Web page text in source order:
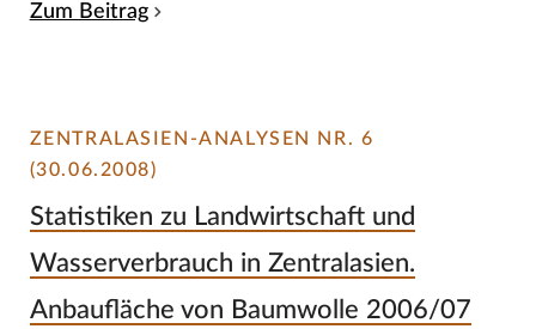
Zum Beitrag
ZENTRALASIEN-ANALYSEN NR. 6
(30.06.2008)
Statistiken zu Landwirtschaft und
Wasserverbrauch in Zentralasien.
Anbaufläche von Baumwolle 2006/07